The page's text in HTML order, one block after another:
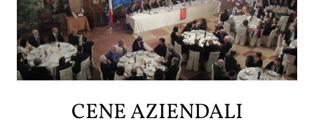
Ieri / Oggi
MATRIMONIO
Location
Allestimenti
Giornata degli sposi
Cerimonie civili
CENE AZIENDALI